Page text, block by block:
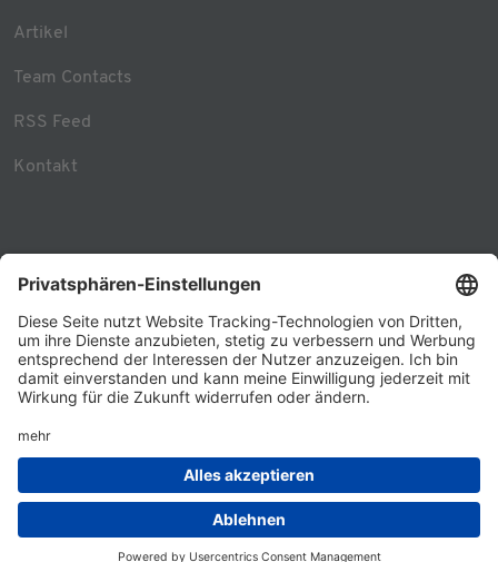
Artikel
Team Contacts
RSS Feed
Kontakt